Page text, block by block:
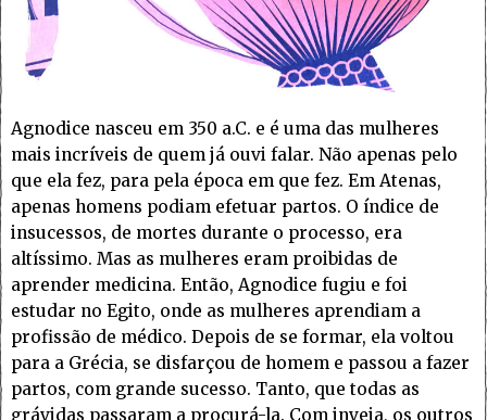
Agnodice nasceu em 350 a.C. e é uma das mulheres
mais incríveis de quem já ouvi falar. Não apenas pelo
que ela fez, para pela época em que fez. Em Atenas,
apenas homens podiam efetuar partos. O índice de
insucessos, de mortes durante o processo, era
altíssimo. Mas as mulheres eram proibidas de
aprender medicina. Então, Agnodice fugiu e foi
estudar no Egito, onde as mulheres aprendiam a
profissão de médico. Depois de se formar, ela voltou
para a Grécia, se disfarçou de homem e passou a fazer
partos, com grande sucesso. Tanto, que todas as
grávidas passaram a procurá-la. Com inveja, os outros